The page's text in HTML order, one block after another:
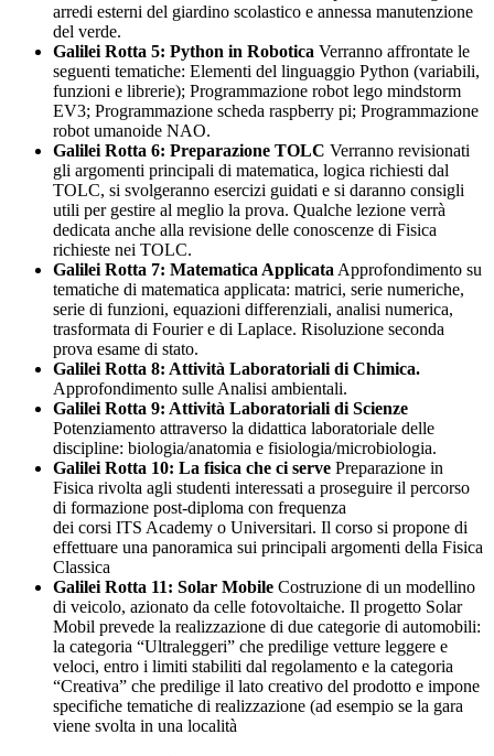
arredi esterni del giardino scolastico e annessa manutenzione
del verde.
Galilei Rotta 5: Python in Robotica Verranno affrontate le
seguenti tematiche: Elementi del linguaggio Python (variabili,
funzioni e librerie); Programmazione robot lego mindstorm
EV3; Programmazione scheda raspberry pi; Programmazione
robot umanoide NAO.
Galilei Rotta 6: Preparazione TOLC Verranno revisionati
gli argomenti principali di matematica, logica richiesti dal
TOLC, si svolgeranno esercizi guidati e si daranno consigli
utili per gestire al meglio la prova. Qualche lezione verrà
dedicata anche alla revisione delle conoscenze di Fisica
richieste nei TOLC.
Galilei Rotta 7: Matematica Applicata Approfondimento su
tematiche di matematica applicata: matrici, serie numeriche,
serie di funzioni, equazioni differenziali, analisi numerica,
trasformata di Fourier e di Laplace. Risoluzione seconda
prova esame di stato.
Galilei Rotta 8: Attività Laboratoriali di Chimica.
Approfondimento sulle Analisi ambientali.
Galilei Rotta 9: Attività Laboratoriali di Scienze
Potenziamento attraverso la didattica laboratoriale delle
discipline: biologia/anatomia e fisiologia/microbiologia.
Galilei Rotta 10: La fisica che ci serve Preparazione in
Fisica rivolta agli studenti interessati a proseguire il percorso
di formazione post-diploma con frequenza
dei corsi ITS Academy o Universitari. Il corso si propone di
effettuare una panoramica sui principali argomenti della Fisica
Classica
Galilei Rotta 11: Solar Mobile Costruzione di un modellino
di veicolo, azionato da celle fotovoltaiche. Il progetto Solar
Mobil prevede la realizzazione di due categorie di automobili:
la categoria “Ultraleggeri” che predilige vetture leggere e
veloci, entro i limiti stabiliti dal regolamento e la categoria
“Creativa” che predilige il lato creativo del prodotto e impone
specifiche tematiche di realizzazione (ad esempio se la gara
viene svolta in una località